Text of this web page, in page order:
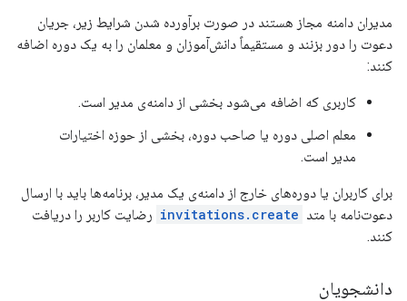
مدیران دامنه مجاز هستند در صورت برآورده شدن شرایط زیر، جریان
دعوت را دور بزنند و مستقیماً دانش‌آموزان و معلمان را به یک دوره اضافه
کنند:
کاربری که اضافه می‌شود بخشی از دامنه‌ی مدیر است.
معلم اصلی دوره یا صاحب دوره، بخشی از حوزه اختیارات
مدیر است.
برای کاربران یا دوره‌های خارج از دامنه‌ی یک مدیر، برنامه‌ها باید با ارسال
دعوت‌نامه با متد invitations.create رضایت کاربر را دریافت
کنند.
دانشجویان